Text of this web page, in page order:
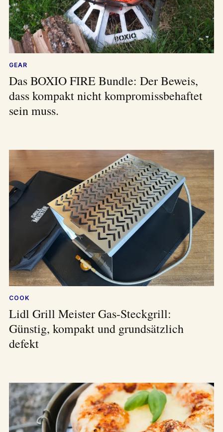
GEAR
Das BOXIO FIRE Bundle: Der Beweis,
dass kompakt nicht kompromissbehaftet
sein muss.
COOK
Lidl Grill Meister Gas-Steckgrill:
Günstig, kompakt und grundsätzlich
defekt